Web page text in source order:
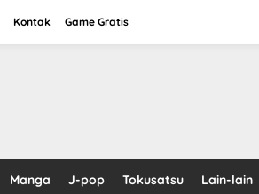
Kontak Game Gratis
Manga J-pop Tokusatsu Lain-lain